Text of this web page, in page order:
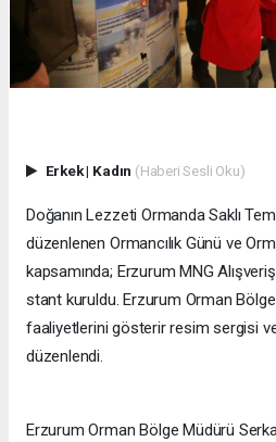
Erkek| Kadın (Haberi Sesli Oku)
Doğanın Lezzeti Ormanda Saklı
düzenlenen Ormancılık Günü ve
kapsamında; Erzurum MNG
stant kuruldu. Erzurum Orman
faaliyetlerini gösterir resim sergisi
düzenlendi.
Erzurum Orman Bölge Müdürü